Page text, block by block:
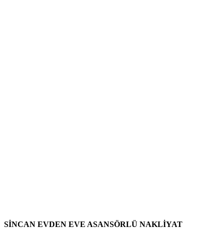
SİNCAN EVDEN EVE ASANSÖRLÜ NAKLİYAT